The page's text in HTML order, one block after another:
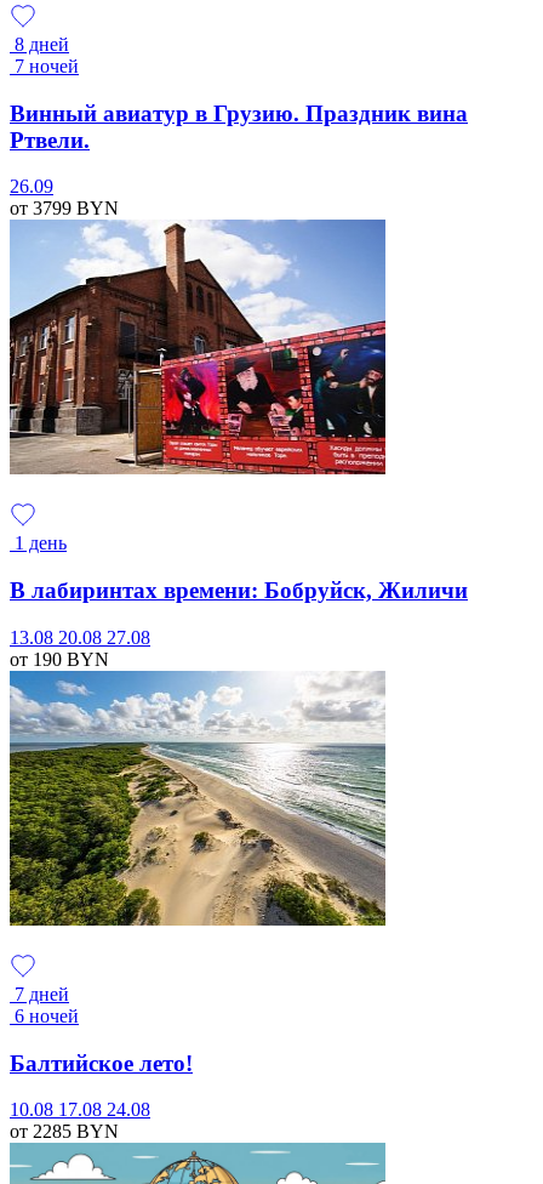
8 дней
7 ночей
Винный авиатур в Грузию. Праздник вина
Ртвели.
26.09
от 3799 BYN
1 день
В лабиринтах времени: Бобруйск, Жиличи
13.08 20.08 27.08
от 190 BYN
7 дней
6 ночей
Балтийское лето!
10.08 17.08 24.08
от 2285 BYN